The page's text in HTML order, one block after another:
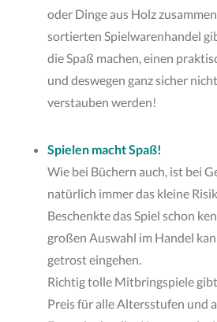
oder Dinge aus Holz
sortierten Spielwarenhandel
die Spaß machen, einen
und deswegen ganz sicher
verstauben werden!
Spielen macht Spaß!
Wie bei Büchern auch, ist bei
natürlich immer das kleine
Beschenkte das Spiel schon
großen Auswahl im Handel
getrost eingehen.
Richtig tolle Mitbringspiele
Preis für alle Altersstufen und